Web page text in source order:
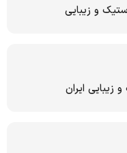
و زیبایی
ایران